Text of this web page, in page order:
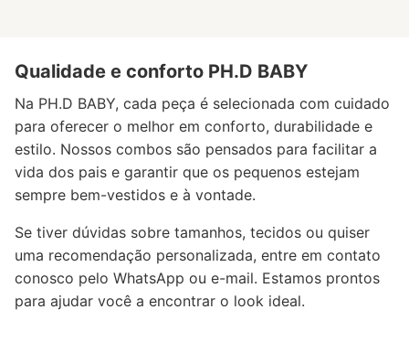
Qualidade e conforto PH.D BABY
Na PH.D BABY, cada peça é selecionada com cuidado
para oferecer o melhor em conforto, durabilidade e
estilo. Nossos combos são pensados para facilitar a
vida dos pais e garantir que os pequenos estejam
sempre bem-vestidos e à vontade.
Se tiver dúvidas sobre tamanhos, tecidos ou quiser
uma recomendação personalizada, entre em contato
conosco pelo WhatsApp ou e-mail. Estamos prontos
para ajudar você a encontrar o look ideal.